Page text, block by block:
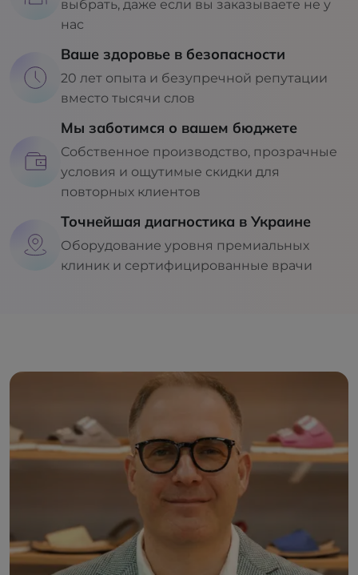
выбрать, даже если вы заказываете не у
нас
Ваше здоровье в безопасности
20 лет опыта и безупречной репутации
вместо тысячи слов
Мы заботимся о вашем бюджете
Собственное производство, прозрачные
условия и ощутимые скидки для
повторных клиентов
Точнейшая диагностика в Украине
Оборудование уровня премиальных
клиник и сертифицированные врачи